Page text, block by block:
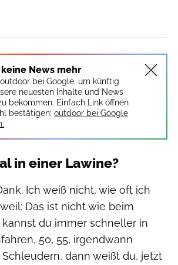
News mehr
outdoor bei Google, um künftig
neuesten Inhalte und News
bekommen. Einfach Link öffnen
bestätigen: outdoor bei Google
in einer Lawine?
Ich weiß nicht, wie oft ich
Das ist nicht wie beim
kannst du immer schneller in
50, 55, irgendwann
dann weißt du, jetzt